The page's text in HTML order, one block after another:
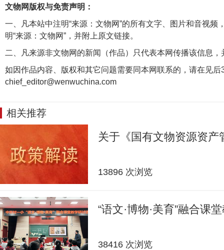
文物网版权与免责声明：
一、凡本站中注明“来源：文物网”的所有文字、图片和音视
明“来源：文物网”，并附上原文链接。
二、凡来源非文物网的新闻（作品）只代表本网传播该信息
如因作品内容、版权和其它问题需要同本网联系的，请在见后
chief_editor@wenwuchina.com
相关推荐
关于《国有文物资源资
13896 次浏览
“语文·博物·美育”融合课
38416 次浏览